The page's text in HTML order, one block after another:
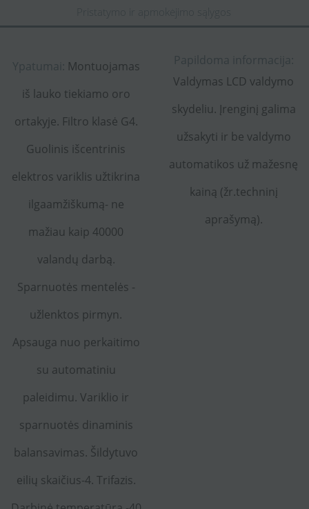
Pristatymo ir apmokėjimo sąlygos
Ypatumai:
Montuojamas
iš lauko tiekiamo oro
ortakyje. Filtro klasė G4.
Guolinis išcentrinis
elektros variklis užtikrina
ilgaamžiškumą- ne
mažiau kaip 40000
valandų darbą.
Sparnuotės mentelės -
užlenktos pirmyn.
Apsauga nuo perkaitimo
su automatiniu
paleidimu. Variklio ir
sparnuotės dinaminis
balansavimas. Šildytuvo
eilių skaičius-4. Trifazis.
Papildoma informacija:
Valdymas LCD valdymo
skydeliu. Įrenginį galima
užsakyti ir be valdymo
automatikos už mažesnę
kainą (žr.techninį
aprašymą).